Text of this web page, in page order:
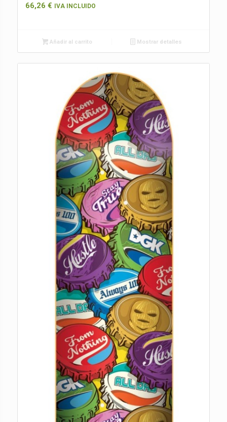
66,26 € IVA INCLUIDO
Añadir al carrito Mostrar detalles